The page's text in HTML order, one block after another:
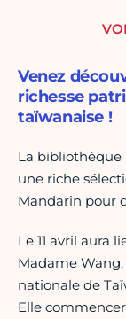
Venez
richesse
taïwanaise !
La bibliothèque
une riche
Mandarin pour
Le 11 avril aura
Madame
nationale de
Elle